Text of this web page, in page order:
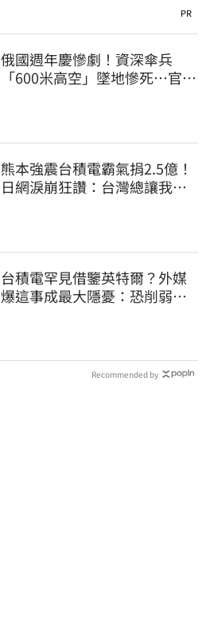
PR
俄國週年慶慘劇！資深傘兵
「600米高空」墜地慘死…官方
熊本強震台積電霸氣捐2.5億！
日網淚崩狂讚：台灣總讓我們
台積電罕見借鑒英特爾？外媒
爆這事成最大隱憂：恐削弱領
Recommended by